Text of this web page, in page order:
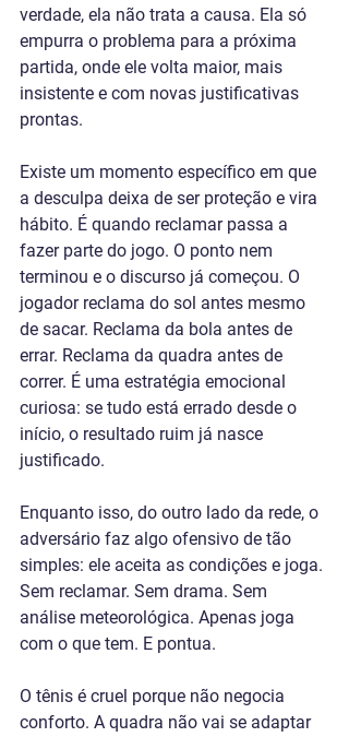
verdade, ela não trata a causa. Ela só
empurra o problema para a próxima
partida, onde ele volta maior, mais
insistente e com novas justificativas
prontas.
Existe um momento específico em que
a desculpa deixa de ser proteção e vira
hábito. É quando reclamar passa a
fazer parte do jogo. O ponto nem
terminou e o discurso já começou. O
jogador reclama do sol antes mesmo
de sacar. Reclama da bola antes de
errar. Reclama da quadra antes de
correr. É uma estratégia emocional
curiosa: se tudo está errado desde o
início, o resultado ruim já nasce
justificado.
Enquanto isso, do outro lado da rede, o
adversário faz algo ofensivo de tão
simples: ele aceita as condições e joga.
Sem reclamar. Sem drama. Sem
análise meteorológica. Apenas joga
com o que tem. E pontua.
O tênis é cruel porque não negocia
conforto. A quadra não vai se adaptar